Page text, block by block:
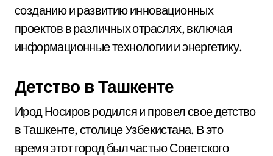
созданию и развитию инновационных
проектов в различных отраслях, включая
информационные технологии и энергетику.
Детство в Ташкенте
Ирод Носиров родился и провел свое детство
в Ташкенте, столице Узбекистана. В это
время этот город был частью Советского